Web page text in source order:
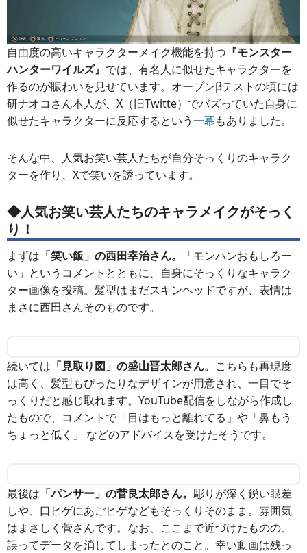
自由度の高いキャラクターメイク機能を持つ 『モンスター
ハンターワイルズ』 では、有名人に似せたキャラクターを
作るのが賑わいを見せています。オープンβテストの頃には
研ナオコさん本人が、X（旧Twitte）でバズっていた自身に
似せたキャラクターに反応するという一幕もありました。
そんな中、人気お笑い芸人たちが自分そっくりのキャラク
ターを作り、Xで笑いを誘っています。
◆人気お笑い芸人たちのキャラメイクがそっく
り！
まずは 「笑い飯」の西田幸治さん。
「モンハンおもしろー
い」というコメントとともに、自身にそっくりなキャラク
ター画像を投稿。髪型はまだスキンヘッドですが、表情は
まさに西田さんそのものです。
続いては 「見取り図」の盛山晋太郎さん。 こちらも再現度
は高く、髪型もぴったりなデザインが用意され、一目でそ
っくりだと感じ取れます。YouTube配信をしながら作成し
たもので、コメントで「目はもっと離れてる」や「鼻もう
ちょっと低く」 などのアドバイスを受けたそうです。
最後は 「パンサー」の菅良太郎さん。 彫りが深く鋭い眼差
しや、口ヒゲにあごヒゲなどもそっくりそのまま。雰囲気
はまさしく菅さんです。なお、ここまで近づけたものの、
誤ってデータを消してしまったとのこと。幸い動画は残っ